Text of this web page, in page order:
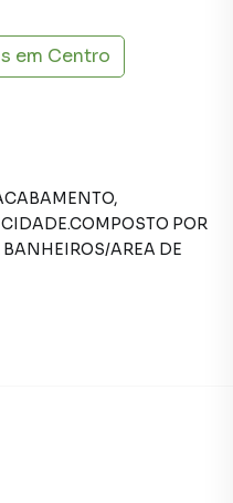
em Centro
POR
AREA DE